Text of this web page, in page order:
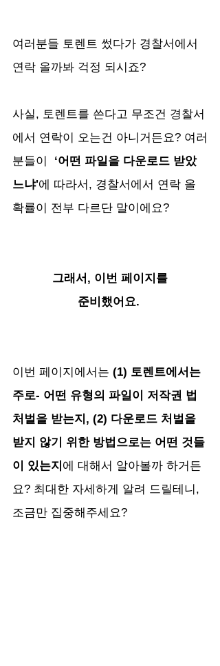
여러분들 토렌트 썼다가 경찰서에서
연락 올까봐 걱정 되시죠?
사실, 토렌트를 쓴다고 무조건 경찰서
에서 연락이 오는건 아니거든요? 여러
분들이 ‘어떤 파일을 다운로드 받았
느냐'에 따라서, 경찰서에서 연락 올
확률이 전부 다르단 말이에요?
그래서, 이번 페이지를
준비했어요.
이번 페이지에서는 (1) 토렌트에서는
주로- 어떤 유형의 파일이 저작권 법
처벌을 받는지, (2) 다운로드 처벌을
받지 않기 위한 방법으로는 어떤 것들
이 있는지 에 대해서 알아볼까 하거든
요? 최대한 자세하게 알려 드릴테니,
조금만 집중해주세요?